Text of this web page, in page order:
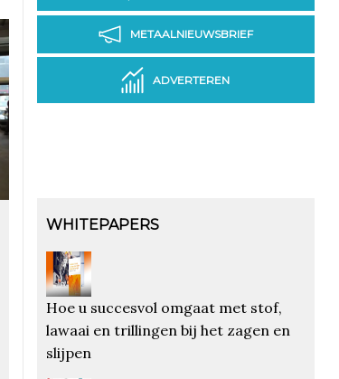
METAALNIEUWSBRIEF
ADVERTEREN
WHITEPAPERS
Hoe u succesvol omgaat met stof,
lawaai en trillingen bij het zagen en
slijpen